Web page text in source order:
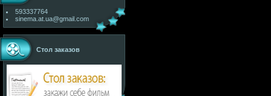
593337764
sinema.at.ua@gmail.com
Стол заказов